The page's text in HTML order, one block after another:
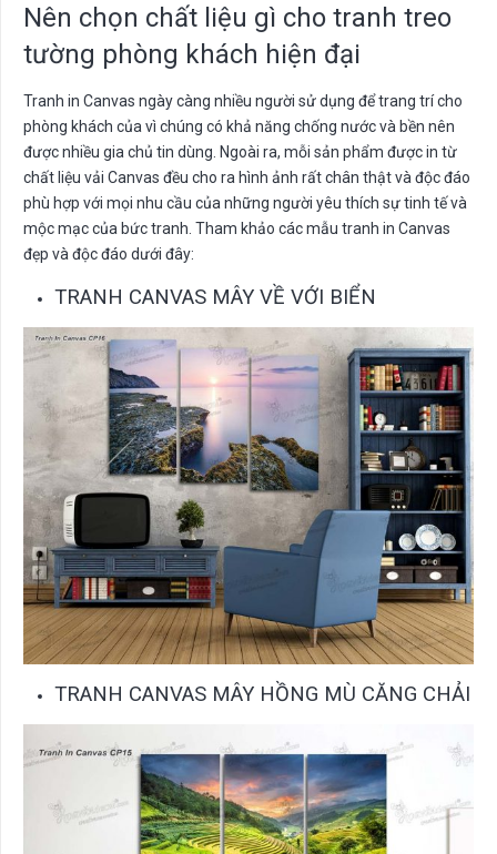
Nên chọn chất liệu gì cho tranh treo
tường phòng khách hiện đại
Tranh in Canvas ngày càng nhiều người sử dụng để trang trí cho
phòng khách của vì chúng có khả năng chống nước và bền nên
được nhiều gia chủ tin dùng. Ngoài ra, mỗi sản phẩm được in từ
chất liệu vải Canvas đều cho ra hình ảnh rất chân thật và độc đáo
phù hợp với mọi nhu cầu của những người yêu thích sự tinh tế và
mộc mạc của bức tranh. Tham khảo các mẫu tranh in Canvas
đẹp và độc đáo dưới đây:
TRANH CANVAS MÂY VỀ VỚI BIỂN
TRANH CANVAS MÂY HỒNG MÙ CĂNG CHẢI